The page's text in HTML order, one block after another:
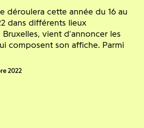
déroulera cette année du 16 au
dans différents lieux
vient d'annoncer les
composent son affiche. Parmi
2022